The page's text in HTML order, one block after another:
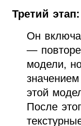
Третий
Он
—
модели,
этой
После